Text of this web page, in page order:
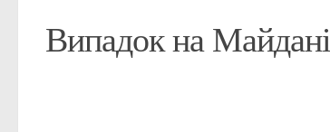
Випадок на Майдані